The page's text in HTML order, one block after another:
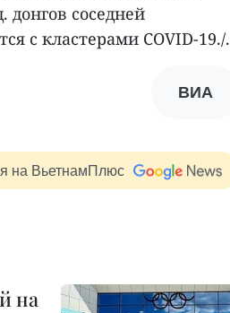
соседней
с кластерами COVID-19./.
ВИА
на ВьетнамПлюс
на